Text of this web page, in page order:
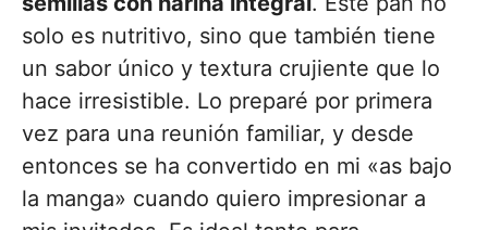
solo es nutritivo, sino que también tiene
un sabor único y textura crujiente que lo
hace irresistible. Lo preparé por primera
vez para una reunión familiar, y desde
entonces se ha convertido en mi «as bajo
la manga» cuando quiero impresionar a